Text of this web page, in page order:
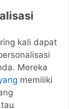
kali dapat
Mereka
memiliki